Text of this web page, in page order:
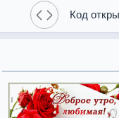
Код